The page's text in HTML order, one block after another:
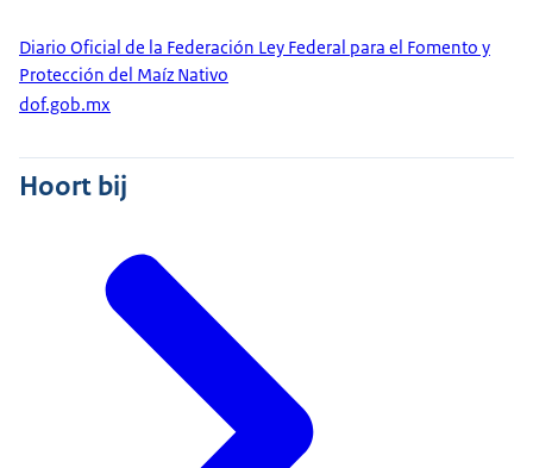
Diario Oficial de la Federación Ley Federal para el Fomento y
Protección del Maíz Nativo
dof.gob.mx
Hoort bij